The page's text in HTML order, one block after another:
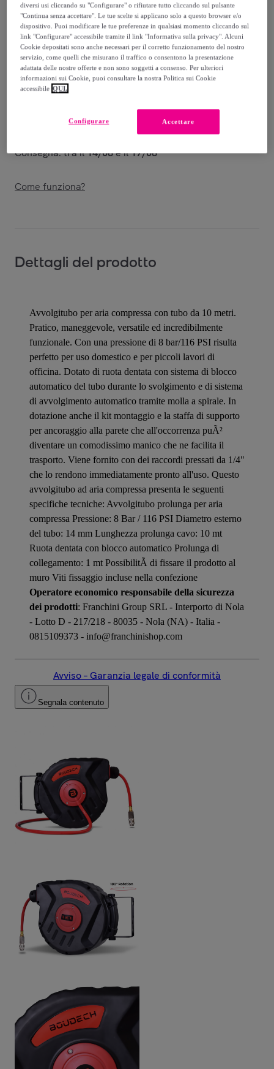
-38%
Venduto daFranchini Shop
Consegna
Spedizione gratuita
Consegna: tra il14/08e il17/08
Come funziona?
Dettagli del prodotto
Avvolgitubo per aria compressa con tubo da 10 metri.
Pratico, maneggevole, versatile ed incredibilmente
funzionale. Con una pressione di 8 bar/116 PSI risulta
perfetto per uso domestico e per piccoli lavori di
officina. Dotato di ruota dentata con sistema di blocco
automatico del tubo durante lo svolgimento e di sistema
di avvolgimento automatico tramite molla a spirale. In
dotazione anche il kit montaggio e la staffa di supporto
per ancoraggio alla parete che all'occorrenza puÃ²
diventare un comodissimo manico che ne facilita il
trasporto. Viene fornito con dei raccordi pressati da 1/4"
che lo rendono immediatamente pronto all'uso. Questo
avvolgitubo ad aria compressa presenta le seguenti
specifiche tecniche: Avvolgitubo prolunga per aria
compressa Pressione: 8 Bar / 116 PSI Diametro esterno
del tubo: 14 mm Lunghezza prolunga cavo: 10 mt
Ruota dentata con blocco automatico Prolunga di
collegamento: 1 mt PossibilitÃ di fissare il prodotto al
muro Viti fissaggio incluse nella confezione
Operatore economico responsabile della sicurezza
dei prodotti: Franchini Group SRL - Interporto di Nola
- Lotto D - 217/218 - 80035 - Nola (NA) - Italia -
0815109373 - info@franchinishop.com
Avviso – Garanzia legale di conformità
Segnala contenuto
diversi usi cliccando su "Configurare" o rifiutare tutto cliccando sul pulsante
"Continua senza accettare". Le tue scelte si applicano solo a questo browser e/o
dispositivo. Puoi modificare le tue preferenze in qualsiasi momento cliccando sul
link "Configurare" accessibile tramite il link "Informativa sulla privacy". Alcuni
Cookie depositati sono anche necessari per il corretto funzionamento del nostro
servizio, come quelli che misurano il traffico o consentono la presentazione
adattata delle nostre offerte e non sono soggetti a consenso. Per ulteriori
informazioni sui Cookie, puoi consultare la nostra Politica sui Cookie
accessibile QUI.
Accettare
Configurare